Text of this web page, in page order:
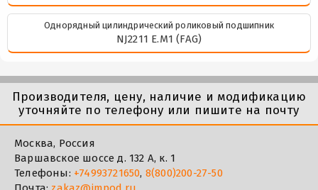
Однорядный цилиндрический роликовый подшипник
NJ2211 E.M1 (FAG)
Производителя, цену, наличие и модификацию
уточняйте по телефону или пишите на почту
Москва, Россия
Варшавское шоссе д. 132 А, к. 1
Телефоны: +74993721650, 8(800)200-27-50